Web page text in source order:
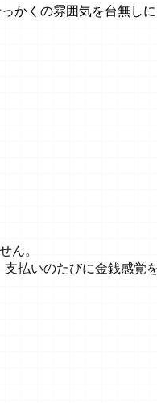
かくの雰囲気を台無し
ん。
払いのたびに金銭感覚